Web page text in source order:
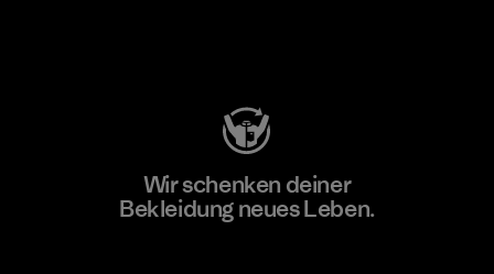
Wir schenken deiner
Bekleidung neues Leben.